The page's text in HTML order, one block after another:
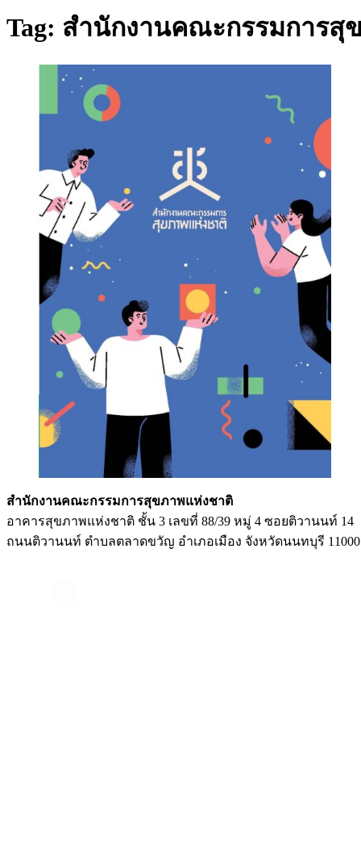
Tag: สำนักงานคณะกรรมการสุ
สำนักงานคณะกรรมการสุขภาพแห่งชาติ
อาคารสุขภาพแห่งชาติ ชั้น 3 เลขที่ 88/39 หมู่ 4 ซอยติวานนท์ 14
ถนนติวานนท์ ตำบลตลาดขวัญ อำเภอเมือง จังหวัดนนทบุรี 11000